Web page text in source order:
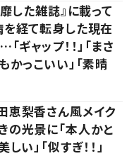
した雑誌』に載って
を経て転身した現在
ャップ！！」「まさ
かっこいい」「素晴
梨香さん風メイク
光景に「本人かと
い」「似すぎ！！」